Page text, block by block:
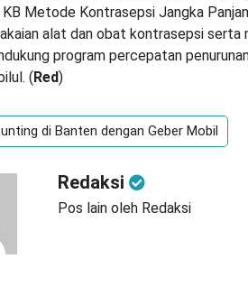
KB Metode Kontrasepsi Jangka
alat dan obat kontrasepsi
program percepatan
(Red)
di Banten dengan Geber Mobil
Redaksi
Pos lain oleh Redaksi